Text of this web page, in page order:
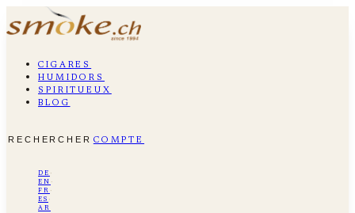
cigares
humidors
spiritueux
blog
rechercher compte
de ·
en ·
fr ·
es ·
ar